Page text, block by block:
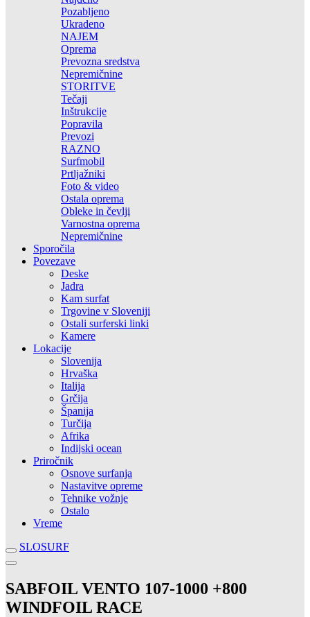
Pozabljeno
Ukradeno
NAJEM
Oprema
Prevozna sredstva
Nepremičnine
STORITVE
Tečaji
Inštrukcije
Popravila
Prevozi
RAZNO
Surfmobil
Prtljažniki
Foto & video
Ostala oprema
Obleke in čevlji
Varnostna oprema
Nepremičnine
Sporočila
Povezave
Deske
Jadra
Kam surfat
Trgovine v Sloveniji
Ostali surferski linki
Kamere
Lokacije
Slovenija
Hrvaška
Italija
Grčija
Španija
Turčija
Afrika
Indijski ocean
Priročnik
Osnove surfanja
Nastavitve opreme
Tehnike vožnje
Ostalo
Vreme
SLOSURF
SABFOIL VENTO 107-1000 +800
WINDFOIL RACE